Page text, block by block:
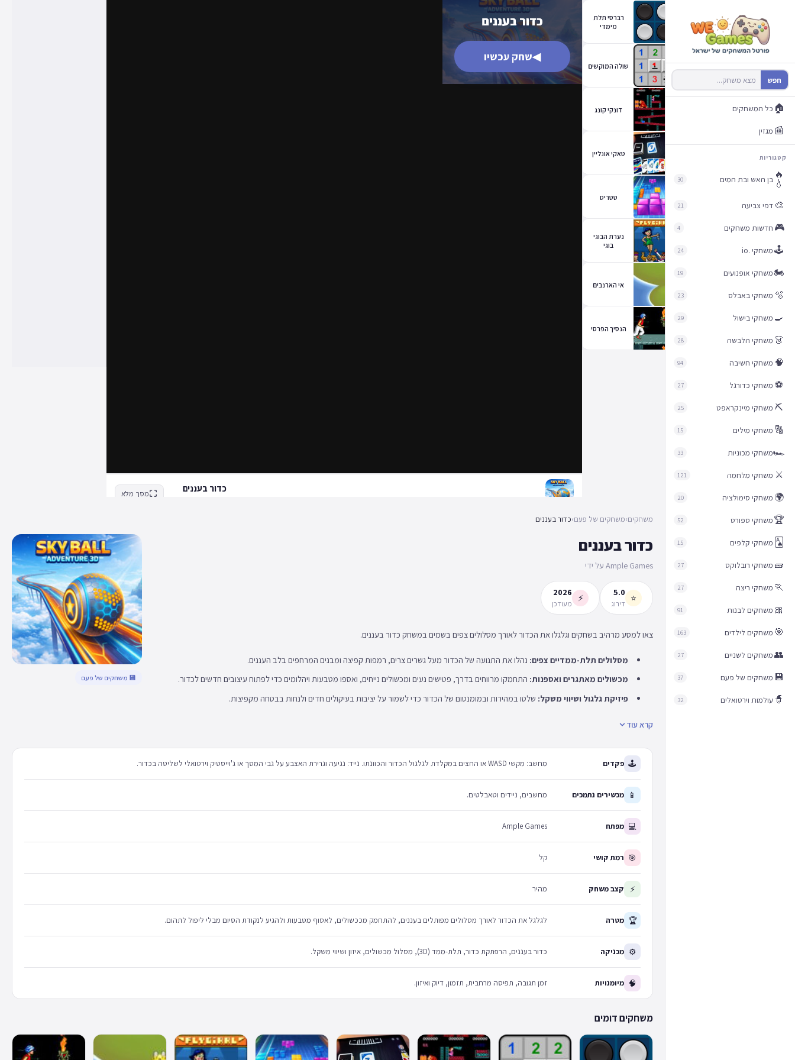
חפש
🏠 כל המשחקים
📰 מגזין
קטגוריות
🔥
💧 בן האש ובת המים 30
🎨 דפי צביעה 21
🎮 חדשות משחקים 4
🕹️משחקי .io 24
🏍️משחקי אופנועים 19
🫧 משחקי באבלס 23
🍳 משחקי בישול 29
👗 משחקי הלבשה 28
🧠 משחקי חשיבה 94
⚽ משחקי כדורגל 27
⛏️ משחקי מיינקראפט 25
🔠 משחקי מילים 15
🏎️משחקי מכוניות 33
⚔️ משחקי מלחמה 121
🌍 משחקי סימולציה 20
🏆משחקי ספורט 52
🂡 משחקי קלפים 15
🧱 משחקי רובלוקס 27
🏃 משחקי ריצה 27
🎀 משחקים לבנות 91
🎯 משחקים לילדים 163
👥משחקים לשניים 27
💾 משחקים של פעם 37
🧙 עולמות וירטואלים 32
רברסי תלת
מימדי
שולה המוקשים
דונקי קונג
טאקי אונליין
טטריס
נערת הבוגי
בוגי
אי הארנבים
הנסיך הפרסי
כדור בעננים
◀שחק עכשיו
כדור בעננים מסך מלא
משחקים›משחקים של פעם›כדור בעננים
כדור בעננים
Ample Games על ידי
⭐
5.0
דירוג
⚡
2026
מעודכן
צאו למסע מרהיב בשחקים וגלגלו את הכדור לאורך מסלולים צפים בשמים במשחק כדור בעננים.
מסלולים תלת-ממדיים צפים: נהלו את התנועה של הכדור מעל גשרים צרים, רמפות קפיצה ומבנים המרחפים בלב העננים.
מכשולים מאתגרים ואספנות: התחמקו מרווחים בדרך, פטישים נעים ומכשולים נייחים, ואספו מטבעות ויהלומים כדי לפתוח עיצובים חדשים לכדור.
פיזיקת גלגול ושיווי משקל: שלטו במהירות ובמומנטום של הכדור כדי לשמור על יציבות בעיקולים חדים ולנחות בבטחה מקפיצות.
קרא עוד
💾 משחקים של פעם
🕹 פקדים מחשב: מקשי WASD או החצים במקלדת לגלגול הכדור והכוונתו. נייד: נגיעה וגרירת האצבע על גבי המסך או ג'וייסטיק וירטואלי לשליטה בכדור.
📱 מכשירים נתמכים מחשבים, ניידים וטאבלטים.
💻 מפתח Ample Games
🎯 רמת קושי קל
⚡ קצב משחק מהיר
🏆 מטרה לגלגל את הכדור לאורך מסלולים מפותלים בעננים, להתחמק מככשולים, לאסוף מטבעות ולהגיע לנקודת הסיום מבלי ליפול לתהום.
⚙ מכניקה כדור בעננים, הרפתקת כדור, תלת-ממד (3D), מסלול מכשולים, איזון ושיווי משקל.
🧠 מיומנויות זמן תגובה, תפיסה מרחבית, תזמון, דיוק ואיזון.
משחקים דומים